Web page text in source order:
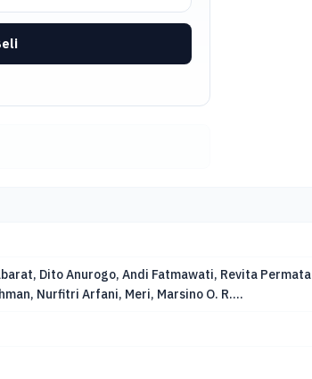
Dito Anurogo, Andi Fatmawati, Revita Permata
Nurfitri Arfani, Meri, Marsino O. R....